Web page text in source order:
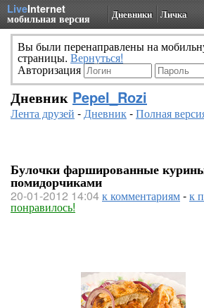
LiveInternet
мобильная версия Дневники Личка
Вы были перенаправлены на
страницы. Вернуться!
Авторизация
Дневник Pepel_Rozi
Лента друзей -Дневник-Полная
Булочки фаршированные
помидорчиками
20-01-2012 14:04к комментариям-к
понравилось!